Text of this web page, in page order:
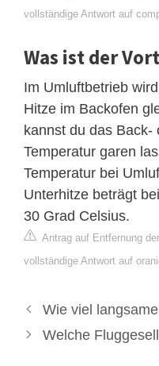
vollständige Antwort auf
Was ist der
Im Umluftbetrieb
Hitze im Backofen
kannst du das Back-
Temperatur garen
Temperatur bei
Unterhitze beträgt
30 Grad Celsius.
Antrag auf Entfernung
vollständige Antwort auf
Wie viel
Welche